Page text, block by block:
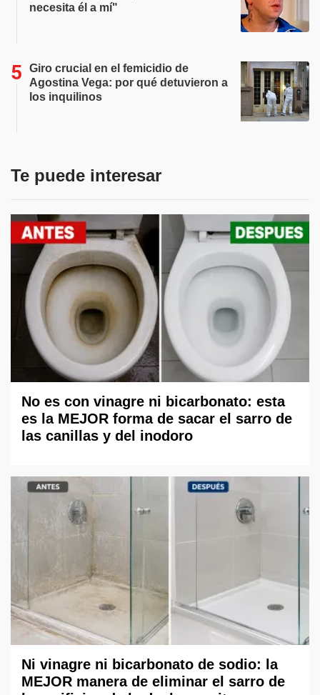
necesita él a mí"
Giro crucial en el femicidio de
Agostina Vega: por qué detuvieron a
los inquilinos
Te puede interesar
No es con vinagre ni bicarbonato: esta
es la MEJOR forma de sacar el sarro de
las canillas y del inodoro
Ni vinagre ni bicarbonato de sodio: la
MEJOR manera de eliminar el sarro de